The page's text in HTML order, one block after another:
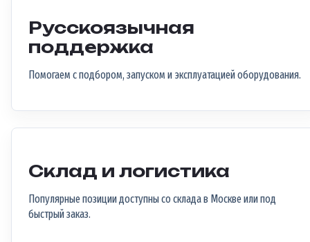
Русскоязычная
поддержка
Помогаем с подбором, запуском и эксплуатацией оборудования.
Склад и логистика
Популярные позиции доступны со склада в Москве или под
быстрый заказ.